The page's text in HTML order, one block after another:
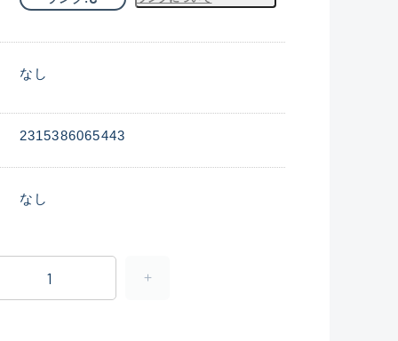
なし
2315386065443
なし